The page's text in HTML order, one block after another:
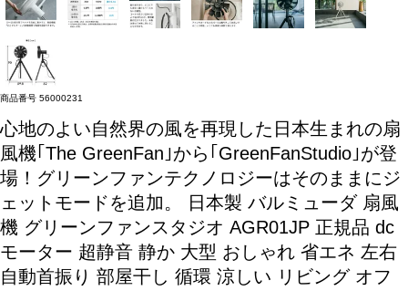
商品番号 56000231
心地のよい自然界の風を再現した日本生まれの扇
風機｢The GreenFan｣から｢GreenFanStudio｣が登
場！グリーンファンテクノロジーはそのままにジ
ェットモードを追加。
日本製 バルミューダ 扇風
機 グリーンファンスタジオ AGR01JP 正規品 dc
モーター 超静音 静か 大型 おしゃれ 省エネ 左右
自動首振り 部屋干し 循環 涼しい リビング オフ